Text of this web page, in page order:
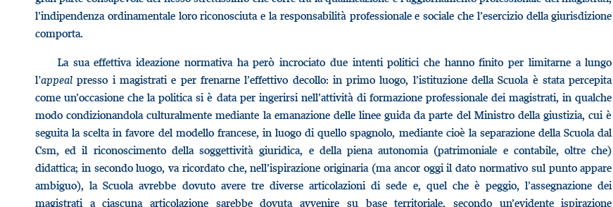
l’indipendenza ordinamentale loro riconosciuta e la responsabilità professionale e sociale che l’esercizio della giurisdizione
comporta.
La sua effettiva ideazione normativa ha però incrociato due intenti politici che hanno finito per limitarne a lungo
l’appeal presso i magistrati e per frenarne l’effettivo decollo: in primo luogo, l’istituzione della Scuola è stata percepita
come un’occasione che la politica si è data per ingerirsi nell’attività di formazione professionale dei magistrati, in qualche
modo condizionandola culturalmente mediante la emanazione delle linee guida da parte del Ministro della giustizia, cui è
seguita la scelta in favore del modello francese, in luogo di quello spagnolo, mediante cioè la separazione della Scuola dal
Csm, ed il riconoscimento della soggettività giuridica, e della piena autonomia (patrimoniale e contabile, oltre che)
didattica; in secondo luogo, va ricordato che, nell’ispirazione originaria (ma ancor oggi il dato normativo sul punto appare
ambiguo), la Scuola avrebbe dovuto avere tre diverse articolazioni di sede e, quel che è peggio, l’assegnazione dei
magistrati a ciascuna articolazione sarebbe dovuta avvenire su base territoriale, secondo un’evidente ispirazione